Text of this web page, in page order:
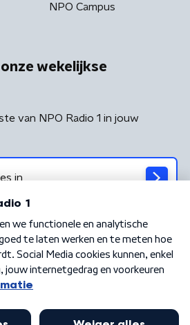
NPO Campus
wekelijkse
van NPO Radio 1 in jouw